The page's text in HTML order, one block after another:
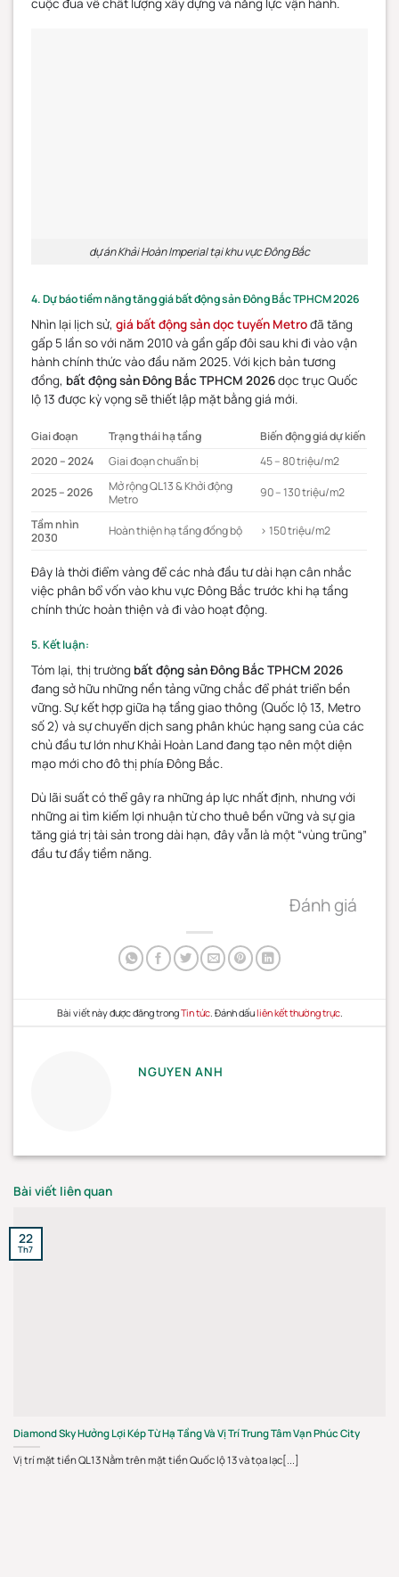
dự án Khải Hoàn Imperial tại khu vực Đông Bắc
4. Dự báo tiềm năng tăng giá bất động sản Đông Bắc TPHCM 2026
Nhìn lại lịch sử,giá bất động sản dọc tuyến Metrođã tăng
gấp 5 lần so với năm 2010 và gần gấp đôi sau khi đi vào vận
hành chính thức vào đầu năm 2025. Với kịch bản tương
đồng, bất động sản Đông Bắc TPHCM 2026dọc trục Quốc
lộ 13 được kỳ vọng sẽ thiết lập mặt bằng giá mới.
Giai đoạn Trạng thái hạ tầng
Biến động giá dự kiến
2020 – 2024
Giai đoạn chuẩn bị 45 – 80 triệu/m2
2025 – 2026
Mở rộng QL13 & Khởi động
Metro
90 – 130 triệu/m2
Tầm nhìn
2030
Hoàn thiện hạ tầng đồng bộ > 150 triệu/m2
Đây là thời điểm vàng để các nhà đầu tư dài hạn cân nhắc
việc phân bổ vốn vào khu vực Đông Bắc trước khi hạ tầng
chính thức hoàn thiện và đi vào hoạt động.
5. Kết luận:
Tóm lại, thị trường bất động sản Đông Bắc TPHCM 2026
đang sở hữu những nền tảng vững chắc để phát triển bền
vững. Sự kết hợp giữa hạ tầng giao thông (Quốc lộ 13, Metro
số 2) và sự chuyển dịch sang phân khúc hạng sang của các
chủ đầu tư lớn như Khải Hoàn Land đang tạo nên một diện
mạo mới cho đô thị phía Đông Bắc.
Dù lãi suất có thể gây ra những áp lực nhất định, nhưng với
những ai tìm kiếm lợi nhuận từ cho thuê bền vững và sự gia
tăng giá trị tài sản trong dài hạn, đây vẫn là một “vùng trũng”
đầu tư đầy tiềm năng.
Đánh giá
Bài viết này được đăng trongTin tức. Đánh dấuliên kết thường trực.
NGUYEN ANH
Bài viết liên quan
Diamond Sky Hưởng Lợi Kép Từ Hạ Tầng Và Vị Trí Trung Tâm Vạn Phúc City
Vị trí mặt tiền QL13 Nằm trên mặt tiền Quốc lộ 13 và tọa lạc[...]
22
Th7